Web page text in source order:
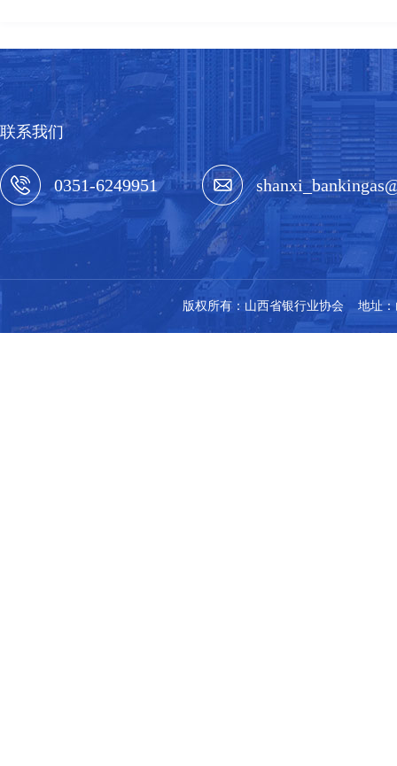
联系我们
0351-6249951
版权所有：山西省银行业协会 地址